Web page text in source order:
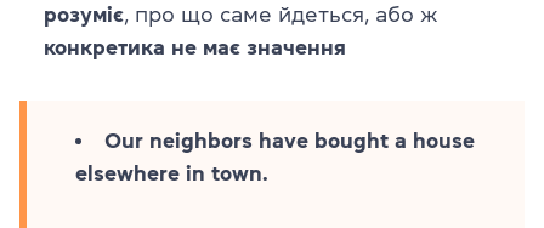
розуміє, про що саме йдеться, або ж
конкретика не має значення
Our neighbors have bought a house
elsewhere in town.